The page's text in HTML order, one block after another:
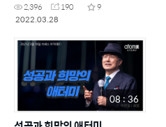
2,396 190
9
2022.03.28
08 : 36